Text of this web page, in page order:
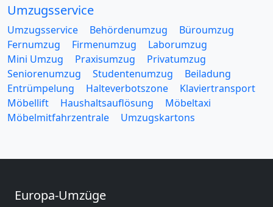
Umzugsservice
Umzugsservice Behördenumzug
Büroumzug
Fernumzug
Firmenumzug
Laborumzug
Mini Umzug
Praxisumzug
Privatumzug
Seniorenumzug
Studentenumzug
Beiladung
Entrümpelung
Halteverbotszone
Klaviertransport
Möbellift
Haushaltsauflösung
Möbeltaxi
Möbelmitfahrzentrale
Umzugskartons
Europa-Umzüge